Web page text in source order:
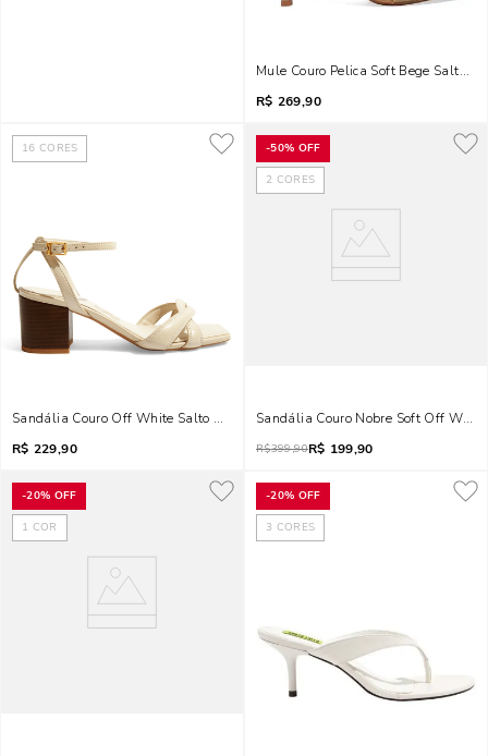
Mule Couro Pelica Soft Bege Salto
R$ 269,90
16 CORES
Sandália Couro Off White Salto Grosso Bico Quadrado
R$ 229,90
-50% OFF
2 CORES
Sandália Couro Nobre Soft Off White
R$399,90R$ 199,90
-20% OFF
1 COR
-20% OFF
3 CORES